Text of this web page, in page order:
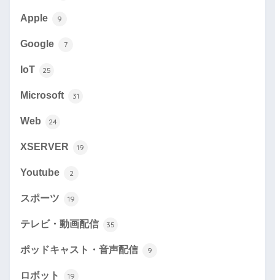
Apple 9
Google 7
IoT 25
Microsoft 31
Web 24
XSERVER 19
Youtube 2
スポーツ 19
テレビ・動画配信 35
ポッドキャスト・音声配信 9
ロボット 19